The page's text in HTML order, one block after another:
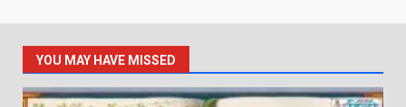
YOU MAY HAVE MISSED